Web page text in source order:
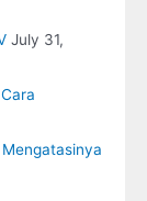
July 31,